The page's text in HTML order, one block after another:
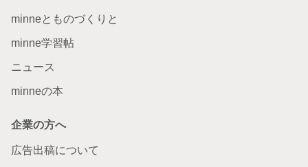
minneとものづくりと
minne学習帖
ニュース
minneの本
企業の方へ
広告出稿について